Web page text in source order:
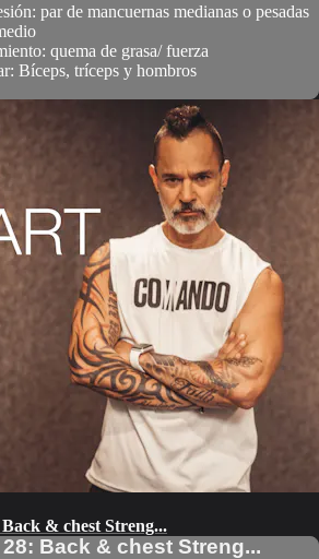
par de mancuernas medianas o pesadas
quema de grasa/ fuerza
Bíceps, tríceps y hombros
& chest Streng...
Back & chest Streng...